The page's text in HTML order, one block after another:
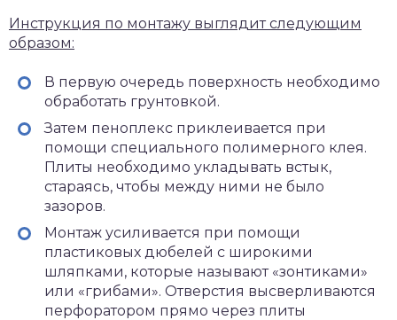
Инструкция по монтажу выглядит следующим
образом:
В первую очередь поверхность необходимо
обработать грунтовкой.
Затем пеноплекс приклеивается при
помощи специального полимерного клея.
Плиты необходимо укладывать встык,
стараясь, чтобы между ними не было
зазоров.
Монтаж усиливается при помощи
пластиковых дюбелей с широкими
шляпками, которые называют «зонтиками»
или «грибами». Отверстия высверливаются
перфоратором прямо через плиты